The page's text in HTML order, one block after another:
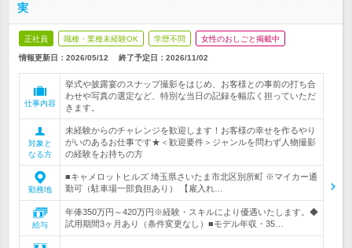
実
正社員 職種・業種未経験OK 学歴不問 女性のおしごと掲載中
情報更新日：2026/05/12 終了予定日： 2026/11/02
仕事内容
挙式や披露宴のスナップ撮影をはじめ、お客様との事前の打ち合
わせや写真の選定など、特別な当日の記録を幅広く担っていただ
きます。
対象と
なる方
未経験からのチャレンジを歓迎します！お客様の幸せを作るやり
がいのあるお仕事です★＜歓迎要件＞ジャンルを問わず人物撮影
の経験をお持ちの方
勤務地
■キャメロットヒルズ 埼玉県さいたま市北区別所町 ※マイカー通
勤可（駐車場一部負担あり） 【雇入れ…
給与
年俸350万円～420万円※経験・スキルにより優遇いたします。◆
試用期間3ヶ月あり（条件変更なし）■モデル年収・35…